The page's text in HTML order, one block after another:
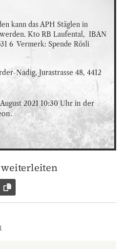
kann das APH Stäglen in
Kto RB Laufental,  IBAN
6  Vermerk: Spende Rösli
Nadig, Jurastrasse 48, 4412
2021 10:30 Uhr in der
weiterleiten
Messenger weiterleiten
Mail versenden
Link zur Seite kopieren